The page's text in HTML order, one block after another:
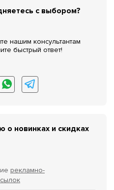
с выбором?
нашим консультантам
быстрый ответ!
о новинках и скидках
рекламно-